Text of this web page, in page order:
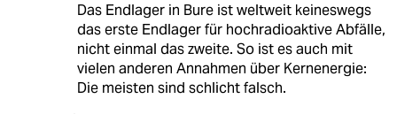
Das Endlager in Bure ist weltweit keineswegs
das erste Endlager für hochradioaktive Abfälle,
nicht einmal das zweite. So ist es auch mit
vielen anderen Annahmen über Kernenergie:
Die meisten sind schlicht falsch.